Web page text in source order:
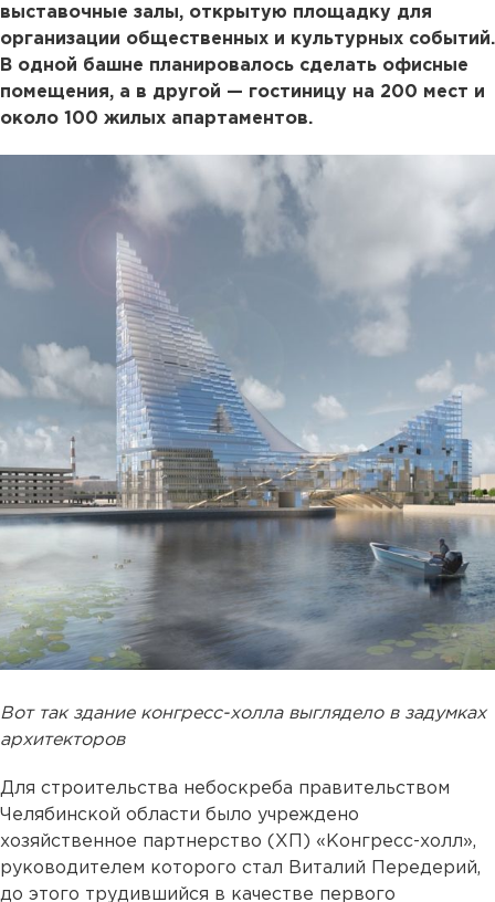
выставочные залы, открытую площадку для
организации общественных и культурных событий.
В одной башне планировалось сделать офисные
помещения, а в другой — гостиницу на 200 мест и
около 100 жилых апартаментов.
Вот так здание конгресс-холла выглядело в задумках
архитекторов
Для строительства небоскреба правительством
Челябинской области было учреждено
хозяйственное партнерство (ХП) «Конгресс-холл»,
руководителем которого стал Виталий Передерий,
до этого трудившийся в качестве первого